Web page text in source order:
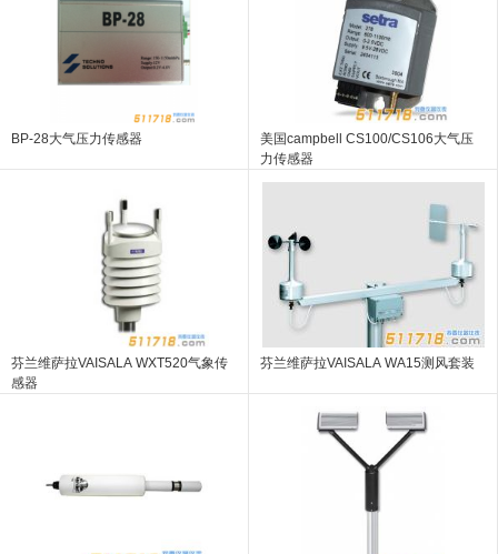
BP-28大气压力传感器
美国campbell CS100/CS106大气压
力传感器
芬兰维萨拉VAISALA WXT520气象传
感器
芬兰维萨拉VAISALA WA15测风套装